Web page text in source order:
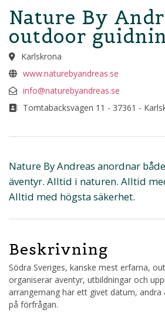
Nature By
outdoor
Karlskrona
www.naturebyandreas.se
info@naturebyandreas.se
Tomtabacksvägen 11 - 37361 -
Nature By Andreas anordnar
äventyr. Alltid i naturen. Alltid
Alltid med högsta säkerhet.
Beskrivning
Södra Sveriges, kanske mest erfarna,
organiserar äventyr, utbildningar och
arrangemang har ett givet datum, andra
på förfrågan.